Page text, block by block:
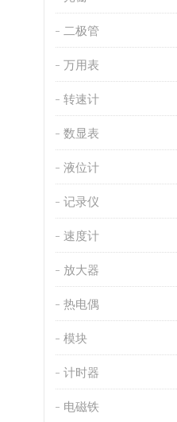
二极管
万用表
转速计
数显表
液位计
记录仪
速度计
放大器
热电偶
模块
计时器
电磁铁